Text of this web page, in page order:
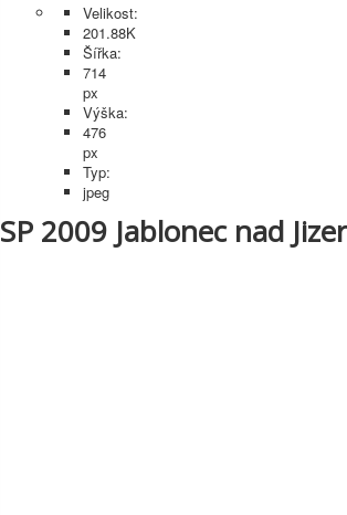
Velikost:
201.88K
Šířka:
714
px
Výška:
476
px
Typ:
jpeg
SP 2009 Jablonec nad